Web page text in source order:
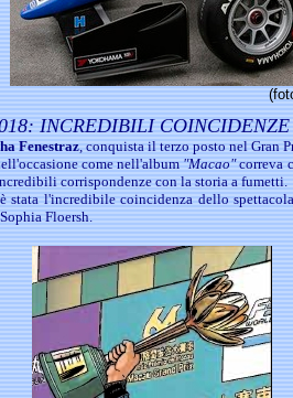
INCREDIBILI COINCIDENZE
Fenestraz, conquista il terzo posto nel Gran
come nell'album "Macao"correva
corrispondenze con la storia a fumetti.
stata l'incredibile coincidenza dello
Floersh.